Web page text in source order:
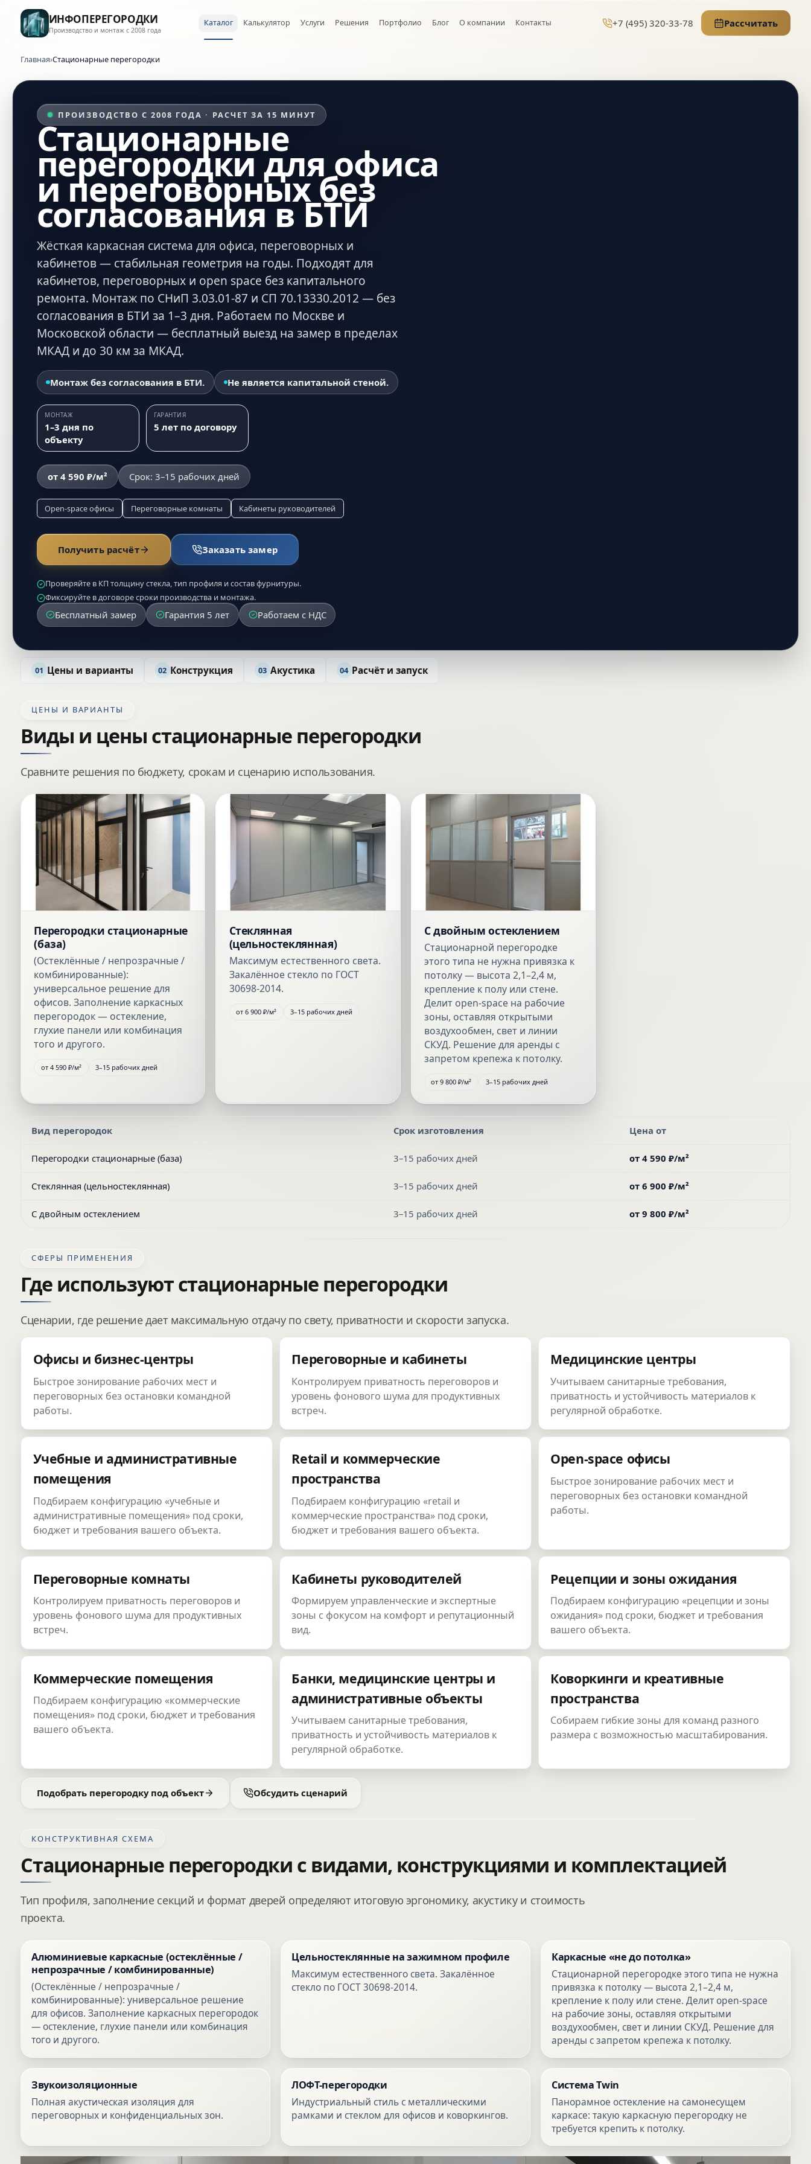
ИНФОПЕРЕГОРОДКИ
Производство и монтаж с 2008 года
Каталог Калькулятор Услуги Решения Портфолио Блог О компании Контакты +7 (495) 320-33-78 Рассчитать
Главная›Стационарные перегородки
ПРОИЗВОДСТВО С 2008 ГОДА · РАСЧЕТ ЗА 15 МИНУТ
Стационарные
перегородки для офиса
и переговорных без
согласования в БТИ
Жёсткая каркасная система для офиса, переговорных и
кабинетов — стабильная геометрия на годы. Подходят для
кабинетов, переговорных и open space без капитального
ремонта. Монтаж по СНиП 3.03.01-87 и СП 70.13330.2012 — без
согласования в БТИ за 1–3 дня. Работаем по Москве и
Московской области — бесплатный выезд на замер в пределах
МКАД и до 30 км за МКАД.
Монтаж без согласования в БТИ. Не является капитальной стеной.
МОНТАЖ
1–3 дня по
объекту
ГАРАНТИЯ
5 лет по договору
от 4 590 ₽/м² Срок: 3–15 рабочих дней
Open-space офисы Переговорные комнаты Кабинеты руководителей
Получить расчёт Заказать замер
Проверяйте в КП толщину стекла, тип профиля и состав фурнитуры.
Фиксируйте в договоре сроки производства и монтажа.
Бесплатный замер Гарантия 5 лет Работаем с НДС
01 Цены и варианты 02 Конструкция 03 Акустика 04 Расчёт и запуск
ЦЕНЫ И ВАРИАНТЫ
Виды и цены стационарные перегородки
Сравните решения по бюджету, срокам и сценарию использования.
Перегородки стационарные
(база)
(Остеклённые / непрозрачные /
комбинированные):
универсальное решение для
офисов. Заполнение каркасных
перегородок — остекление,
глухие панели или комбинация
того и другого.
от 4 590 ₽/м² 3–15 рабочих дней
Стеклянная
(цельностеклянная)
Максимум естественного света.
Закалённое стекло по ГОСТ
30698-2014.
от6 900 ₽/м² 3–15 рабочих дней
С двойным остеклением
Стационарной перегородке
этого типа не нужна привязка к
потолку — высота 2,1–2,4 м,
крепление к полу или стене.
Делит open-space на рабочие
зоны, оставляя открытыми
воздухообмен, свет и линии
СКУД. Решение для аренды с
запретом крепежа к потолку.
от9 800 ₽/м² 3–15 рабочих дней
Вид перегородок Срок изготовления Цена от
Перегородки стационарные (база) 3–15 рабочих дней от 4 590 ₽/м²
Стеклянная (цельностеклянная) 3–15 рабочих дней от 6 900 ₽/м²
С двойным остеклением 3–15 рабочих дней от 9 800 ₽/м²
СФЕРЫ ПРИМЕНЕНИЯ
Где используют стационарные перегородки
Сценарии, где решение дает максимальную отдачу по свету, приватности и скорости запуска.
Офисы и бизнес-центры
Быстрое зонирование рабочих мест и
переговорных без остановки командной
работы.
Переговорные и кабинеты
Контролируем приватность переговоров и
уровень фонового шума для продуктивных
встреч.
Медицинские центры
Учитываем санитарные требования,
приватность и устойчивость материалов к
регулярной обработке.
Учебные и административные
помещения
Подбираем конфигурацию «учебные и
административные помещения» под сроки,
бюджет и требования вашего объекта.
Retail и коммерческие
пространства
Подбираем конфигурацию «retail и
коммерческие пространства» под сроки,
бюджет и требования вашего объекта.
Open-space офисы
Быстрое зонирование рабочих мест и
переговорных без остановки командной
работы.
Переговорные комнаты
Контролируем приватность переговоров и
уровень фонового шума для продуктивных
встреч.
Кабинеты руководителей
Формируем управленческие и экспертные
зоны с фокусом на комфорт и репутационный
вид.
Рецепции и зоны ожидания
Подбираем конфигурацию «рецепции и зоны
ожидания» под сроки, бюджет и требования
вашего объекта.
Коммерческие помещения
Подбираем конфигурацию «коммерческие
помещения» под сроки, бюджет и требования
вашего объекта.
Банки, медицинские центры и
административные объекты
Учитываем санитарные требования,
приватность и устойчивость материалов к
регулярной обработке.
Коворкинги и креативные
пространства
Собираем гибкие зоны для команд разного
размера с возможностью масштабирования.
Подобрать перегородку под объект Обсудить сценарий
КОНСТРУКТИВНАЯ СХЕМА
Стационарные перегородки с видами, конструкциями и комплектацией
Тип профиля, заполнение секций и формат дверей определяют итоговую эргономику, акустику и стоимость
проекта.
Алюминиевые каркасные (остеклённые /
непрозрачные / комбинированные)
(Остеклённые / непрозрачные /
комбинированные): универсальное решение
для офисов. Заполнение каркасных перегородок
— остекление, глухие панели или комбинация
того и другого.
Цельностеклянные на зажимном профиле
Максимум естественного света. Закалённое
стекло по ГОСТ 30698-2014.
Каркасные «не до потолка»
Стационарной перегородке этого типа не нужна
привязка к потолку — высота 2,1–2,4 м,
крепление к полу или стене. Делит open-space
на рабочие зоны, оставляя открытыми
воздухообмен, свет и линии СКУД. Решение для
аренды с запретом крепежа к потолку.
Звукоизоляционные
Полная акустическая изоляция для
переговорных и конфиденциальных зон.
ЛОФТ-перегородки
Индустриальный стиль с металлическими
рамками и стеклом для офисов и коворкингов.
Система Twin
Панорамное остекление на самонесущем
каркасе: такую каркасную перегородку не
требуется крепить к потолку.